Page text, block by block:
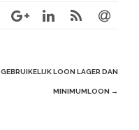
GEBRUIKELIJK LOON LAGER DAN
MINIMUMLOON →